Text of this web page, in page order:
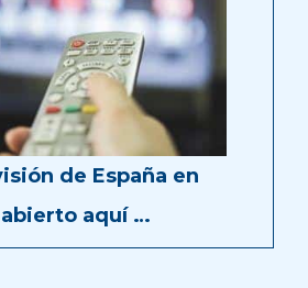
de España en
aquí …